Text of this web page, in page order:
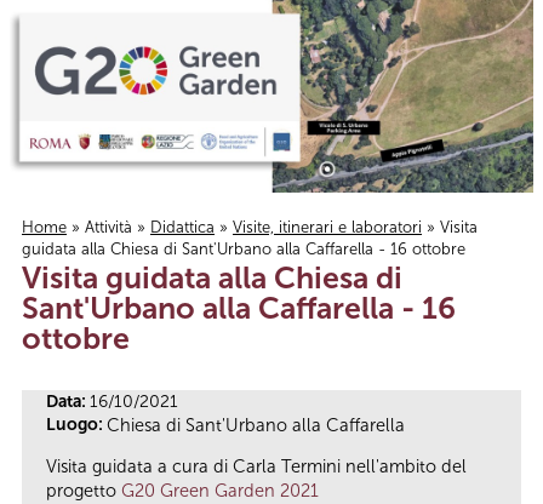
Tu sei qui
Home » Attività » Didattica » Visite, itinerari e laboratori » Visita
guidata alla Chiesa di Sant'Urbano alla Caffarella - 16 ottobre
Visita guidata alla Chiesa di
Sant'Urbano alla Caffarella - 16
ottobre
Data: 16/10/2021
Luogo: Chiesa di Sant'Urbano alla Caffarella
Visita guidata a cura di Carla Termini nell'ambito del
progetto G20 Green Garden 2021